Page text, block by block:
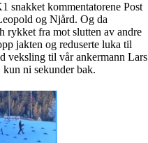
snakket kommentatorene Post
og Njård. Og da
rykket fra mot slutten av andre
jakten og reduserte luka til
veksling til vår ankermann Lars
ni sekunder bak.